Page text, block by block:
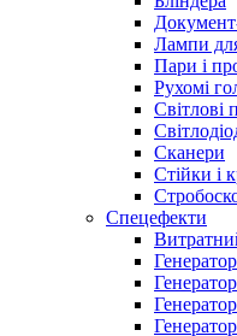
Лампи
Пари і
Рухомі
Світлові
Сканери
Стійки і
Спецефекти